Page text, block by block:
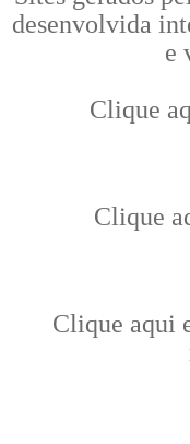
desenvolvida
e
Clique
Clique
Clique aqui